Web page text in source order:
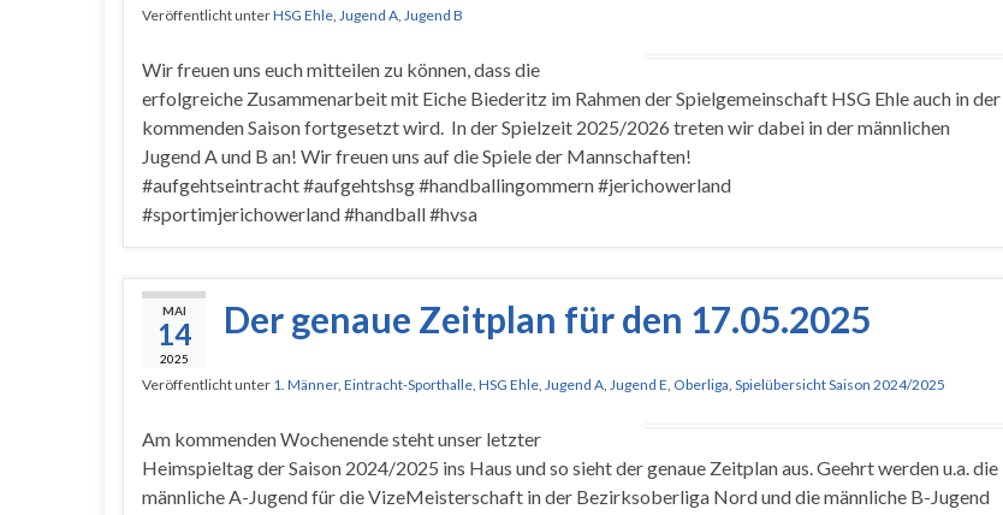
Veröffentlicht unterHSG Ehle, Jugend A, Jugend B
Wir freuen uns euch mitteilen zu können, dass die
erfolgreiche Zusammenarbeit mit Eiche Biederitz im Rahmen der Spielgemeinschaft HSG Ehle auch in der
kommenden Saison fortgesetzt wird. In der Spielzeit 2025/2026 treten wir dabei in der männlichen
Jugend A und B an! Wir freuen uns auf die Spiele der Mannschaften!
#aufgehtseintracht #aufgehtshsg #handballingommern #jerichowerland
#sportimjerichowerland #handball #hvsa
MAI
14
2025
Der genaue Zeitplan für den 17.05.2025
Veröffentlicht unter 1. Männer, Eintracht-Sporthalle, HSG Ehle, Jugend A, Jugend E, Oberliga, Spielübersicht Saison 2024/2025
Am kommenden Wochenende steht unser letzter
Heimspieltag der Saison 2024/2025 ins Haus und so sieht der genaue Zeitplan aus. Geehrt werden u.a. die
männliche A-Jugend für die VizeMeisterschaft in der Bezirksoberliga Nord und die männliche B-Jugend